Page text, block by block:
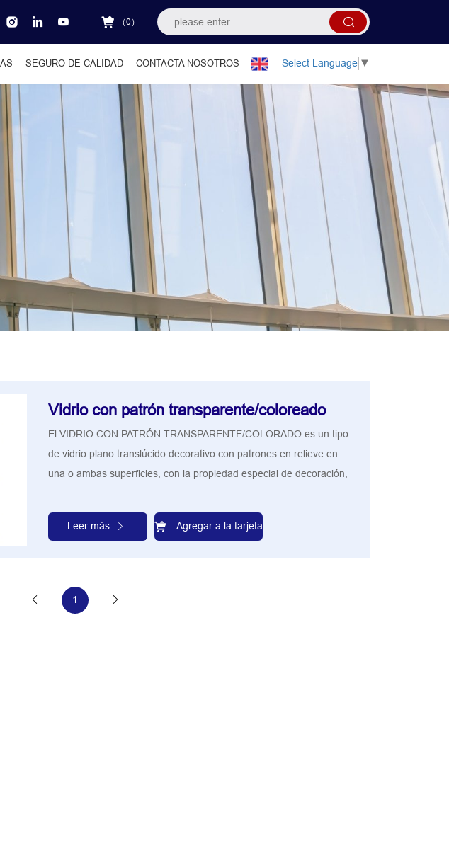
（0）
SEGURO DE CALIDAD CONTACTA NOSOTROS Select Language ▼
Vidrio con patrón transparente/coloreado
El VIDRIO CON PATRÓN TRANSPARENTE/COLORADO es un tipo
de vidrio plano translúcido decorativo con patrones en relieve en
una o ambas superficies, con la propiedad especial de decoración,
Leer más Agregar a la tarjeta
1